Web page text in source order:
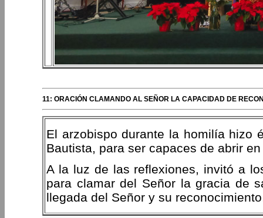
11: ORACIÓN CLAMANDO AL SEÑOR LA CAPACIDAD DE
El arzobispo durante la homilía hizo
Bautista, para ser capaces de abrir
A la luz de las reflexiones, invitó a
para clamar del Señor la gracia de
llegada del Señor y su